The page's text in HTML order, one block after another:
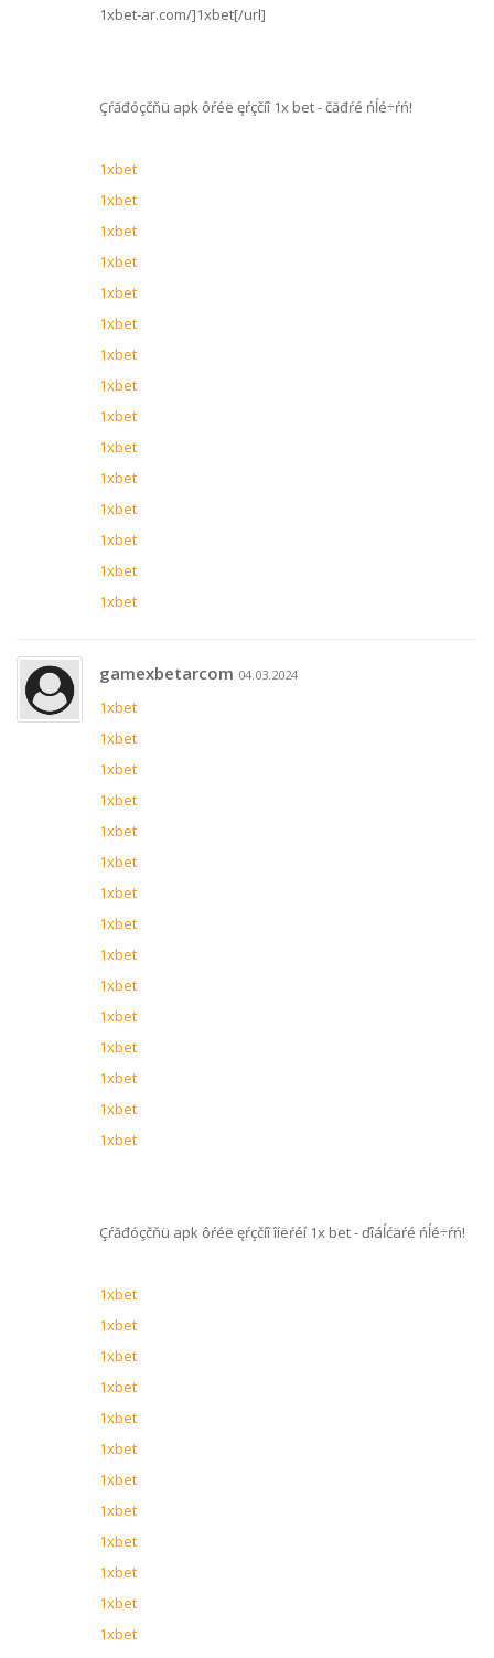
1xbet-ar.com/]1xbet[/url]
Çŕăđóçčňü apk ôŕéë ęŕçčíî 1x bet - čăđŕé ńĺé÷ŕń!
1xbet
1xbet
1xbet
1xbet
1xbet
1xbet
1xbet
1xbet
1xbet
1xbet
1xbet
1xbet
1xbet
1xbet
1xbet
gamexbetarcom 04.03.2024
1xbet
1xbet
1xbet
1xbet
1xbet
1xbet
1xbet
1xbet
1xbet
1xbet
1xbet
1xbet
1xbet
1xbet
1xbet
Çŕăđóçčňü apk ôŕéë ęŕçčíî îíëŕéí 1x bet - ďîáĺćäŕé ńĺé÷ŕń!
1xbet
1xbet
1xbet
1xbet
1xbet
1xbet
1xbet
1xbet
1xbet
1xbet
1xbet
1xbet